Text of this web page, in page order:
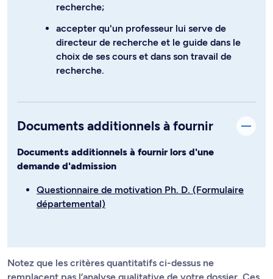
recherche;
accepter qu'un professeur lui serve de
directeur de recherche et le guide dans le
choix de ses cours et dans son travail de
recherche.
Documents additionnels à fournir
Documents additionnels à fournir lors d'une
demande d'admission
Questionnaire de motivation Ph. D. (Formulaire
départemental)
Notez que les critères quantitatifs ci-dessus ne